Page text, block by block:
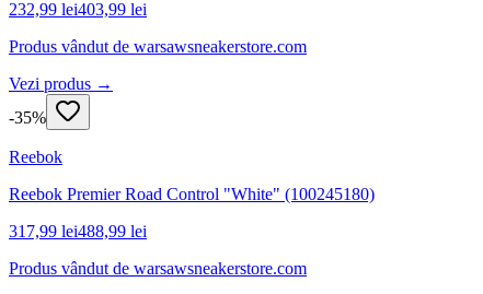
232,99 lei403,99 lei
Produs vândut de warsawsneakerstore.com
Vezi produs →
-35%
Reebok
Reebok Premier Road Control "White" (100245180)
317,99 lei488,99 lei
Produs vândut de warsawsneakerstore.com